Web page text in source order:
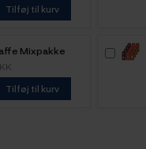
Tilføj til kurv
Mixpakke
kaffebønner
Tilføj til kurv